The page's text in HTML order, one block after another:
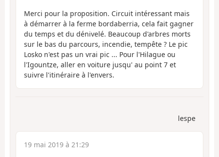
Merci pour la proposition. Circuit intéressant mais
à démarrer à la ferme bordaberria, cela fait gagner
du temps et du dénivelé. Beaucoup d'arbres morts
sur le bas du parcours, incendie, tempête ? Le pic
Losko n'est pas un vrai pic ... Pour l'Hilague ou
l'Igountze, aller en voiture jusqu' au point 7 et
suivre l'itinéraire à l'envers.
lespe
19 mai 2019 à 21:29